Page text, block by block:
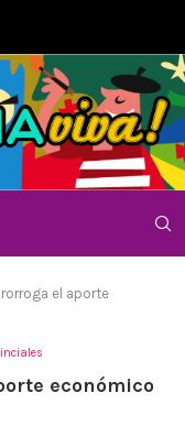
el aporte
económico